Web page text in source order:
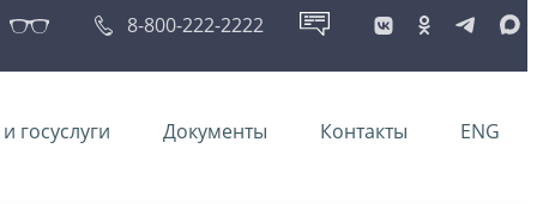
8-800-222-2222
госуслуги Документы Контакты ENG